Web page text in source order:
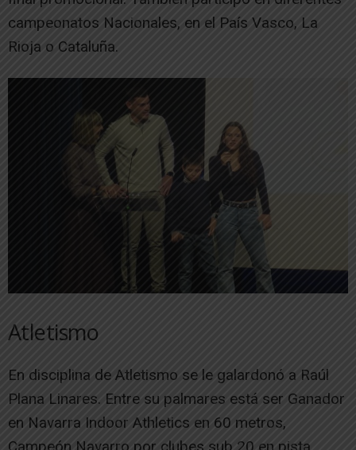
campeonatos Nacionales, en el País Vasco, La
Rioja o Cataluña.
Atletismo
En disciplina de Atletismo se le galardonó a Raúl
Plana Linares. Entre su palmares está ser Ganador
en Navarra Indoor Athletics en 60 metros,
Campeón Navarro por clubes sub 20 en pista